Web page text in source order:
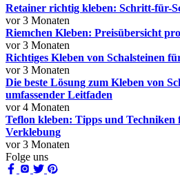
Retainer richtig kleben: Schritt-für-
vor 3 Monaten
Riemchen Kleben: Preisübersicht
vor 3 Monaten
Richtiges Kleben von Schalsteinen
vor 3 Monaten
Die beste Lösung zum Kleben von
umfassender Leitfaden
vor 4 Monaten
Teflon kleben: Tipps und Techniken
Verklebung
vor 3 Monaten
Folge uns